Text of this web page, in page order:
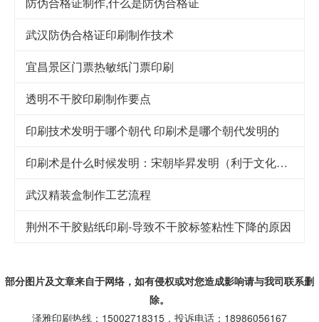
武汉防伪合格证印刷制作技术
宜昌景区门票热敏纸门票印刷
透明不干胶印刷制作要点
印刷技术发明于哪个朝代 印刷术是哪个朝代发明的
印刷术是什么时候发明：宋朝毕昇发明（利于文化传承）
武汉精装盒制作工艺流程
荆州不干胶贴纸印刷-导致不干胶标签粘性下降的原因
部分图片及文章来自于网络，如有侵权或对您造成影响请与我司联系删
除。
泽雅印刷热线：15002718315，投诉电话：18986056167